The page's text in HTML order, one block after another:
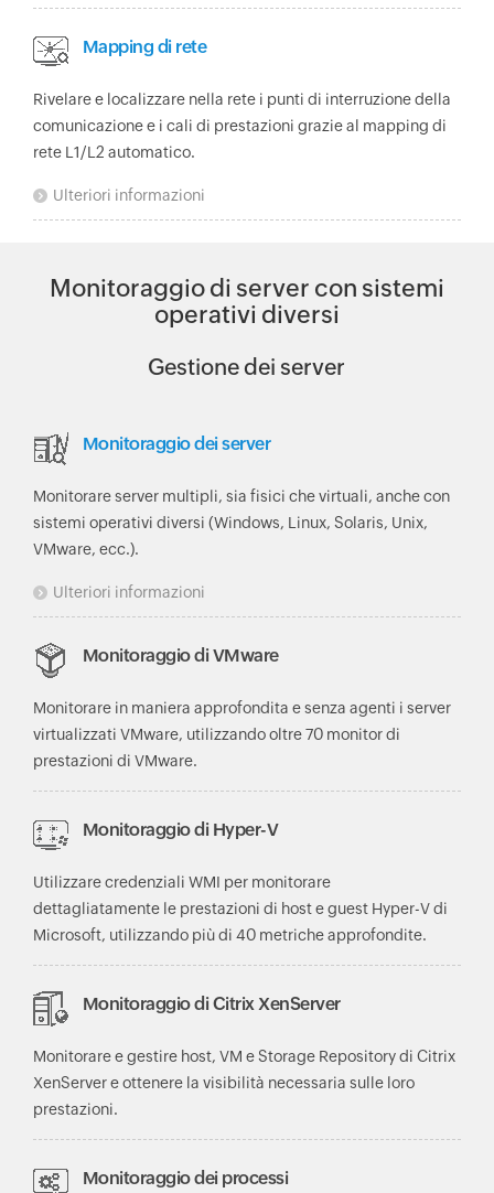
Mapping di rete
Rivelare e localizzare nella rete i punti di interruzione della
comunicazione e i cali di prestazioni grazie al mapping di
rete L1/L2 automatico.
Ulteriori informazioni
Monitoraggio di server con sistemi
operativi diversi
Gestione dei server
Monitoraggio dei server
Monitorare server multipli, sia fisici che virtuali, anche con
sistemi operativi diversi (Windows, Linux, Solaris, Unix,
VMware, ecc.).
Ulteriori informazioni
Monitoraggio di VMware
Monitorare in maniera approfondita e senza agenti i server
virtualizzati VMware, utilizzando oltre 70 monitor di
prestazioni di VMware.
Monitoraggio di Hyper-V
Utilizzare credenziali WMI per monitorare
dettagliatamente le prestazioni di host e guest Hyper-V di
Microsoft, utilizzando più di 40 metriche approfondite.
Monitoraggio di Citrix XenServer
Monitorare e gestire host, VM e Storage Repository di Citrix
XenServer e ottenere la visibilità necessaria sulle loro
prestazioni.
Monitoraggio dei processi